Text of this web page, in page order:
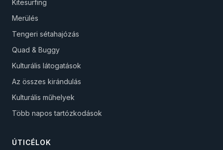
Kitesurfing
Merülés
Tengeri sétahajózás
Quad & Buggy
Kulturális látogatások
Az összes kirándulás
Kulturális műhelyek
Több napos tartózkodások
ÚTICÉLOK